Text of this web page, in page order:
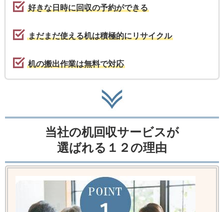
好きな日時に回収の予約ができる
まだまだ使える机は積極的にリサイクル
机の搬出作業は無料で対応
当社の机回収サービスが
選ばれる１２の理由